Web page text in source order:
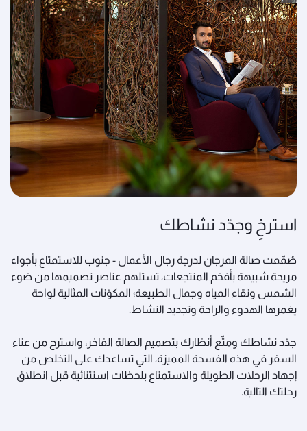
استرخِ وجدّد نشاطك
صُمّمت صالة المرجان لدرجة رجال الأعمال - جنوب للاستمتاع بأجواء
مريحة شبيهة بأفخم المنتجعات، تستلهم عناصر تصميمها من ضوء
الشمس ونقاء المياه وجمال الطبيعة؛ المكوّنات المثالية لواحة
يغمرها الهدوء والراحة وتجديد النشاط.
جدّد نشاطك ومتّع أنظارك بتصميم الصالة الفاخر، واسترح من عناء
السفر في هذه الفسحة المميزة، التي تساعدك على التخلص من
إجهاد الرحلات الطويلة والاستمتاع بلحظات استثنائية قبل انطلاق
رحلتك التالية.